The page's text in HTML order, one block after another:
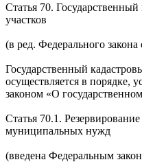
Статья 70.
участков
(в ред. Федерального закона
Государственный
осуществляется в порядке,
законом «О
Статья 70.1.
муниципальных нужд
(введена Федеральным